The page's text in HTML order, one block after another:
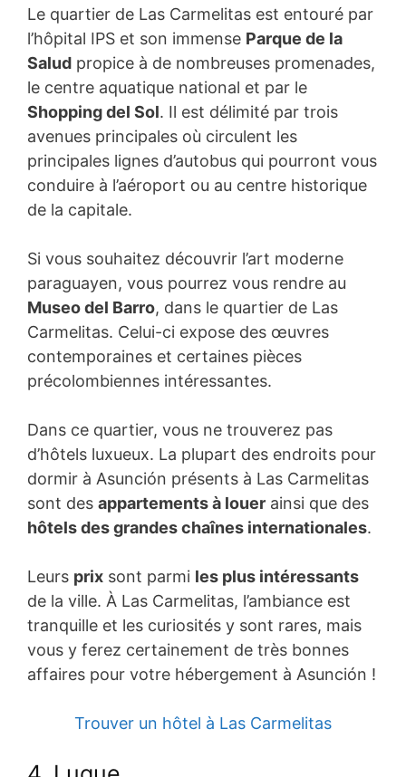
Le quartier de Las Carmelitas est entouré par
l’hôpital IPS et son immense Parque de la
Salud propice à de nombreuses promenades,
le centre aquatique national et par le
Shopping del Sol. Il est délimité par trois
avenues principales où circulent les
principales lignes d’autobus qui pourront vous
conduire à l’aéroport ou au centre historique
de la capitale.
Si vous souhaitez découvrir l’art moderne
paraguayen, vous pourrez vous rendre au
Museo del Barro, dans le quartier de Las
Carmelitas. Celui-ci expose des œuvres
contemporaines et certaines pièces
précolombiennes intéressantes.
Dans ce quartier, vous ne trouverez pas
d’hôtels luxueux. La plupart des endroits pour
dormir à Asunción présents à Las Carmelitas
sont des appartements à louer ainsi que des
hôtels des grandes chaînes internationales.
Leurs prix sont parmi les plus intéressants
de la ville. À Las Carmelitas, l’ambiance est
tranquille et les curiosités y sont rares, mais
vous y ferez certainement de très bonnes
affaires pour votre hébergement à Asunción !
Trouver un hôtel à Las Carmelitas